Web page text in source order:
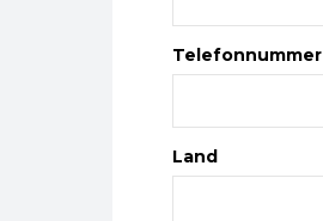
Telefonnummer
Land